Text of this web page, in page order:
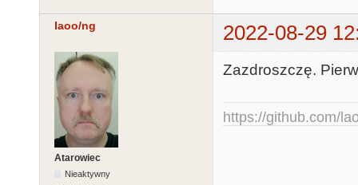
laoo/ng 2022-08-29
Atarowiec
Nieaktywny
Zazdroszczę.
https://github.com/